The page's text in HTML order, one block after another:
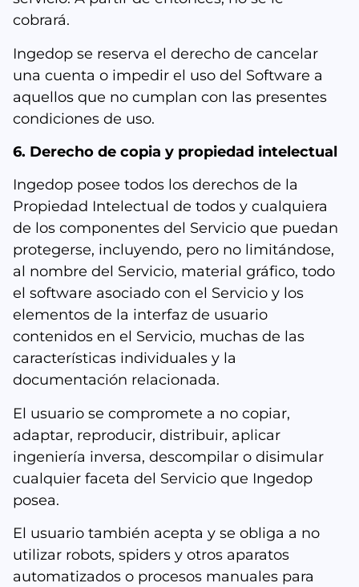
cobrará.
Ingedop se reserva el derecho de cancelar
una cuenta o impedir el uso del Software a
aquellos que no cumplan con las presentes
condiciones de uso.
6. Derecho de copia y propiedad intelectual
Ingedop posee todos los derechos de la
Propiedad Intelectual de todos y cualquiera
de los componentes del Servicio que puedan
protegerse, incluyendo, pero no limitándose,
al nombre del Servicio, material gráfico, todo
el software asociado con el Servicio y los
elementos de la interfaz de usuario
contenidos en el Servicio, muchas de las
características individuales y la
documentación relacionada.
El usuario se compromete a no copiar,
adaptar, reproducir, distribuir, aplicar
ingeniería inversa, descompilar o disimular
cualquier faceta del Servicio que Ingedop
posea.
El usuario también acepta y se obliga a no
utilizar robots, spiders y otros aparatos
automatizados o procesos manuales para